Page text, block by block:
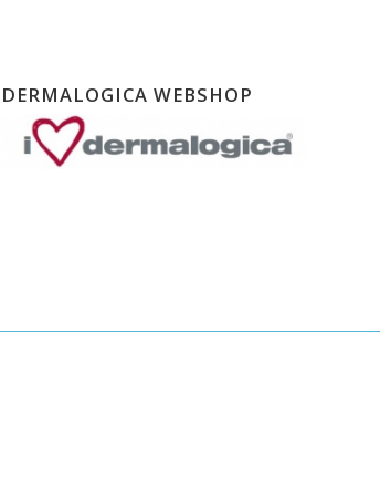
DERMALOGICA WEBSHOP